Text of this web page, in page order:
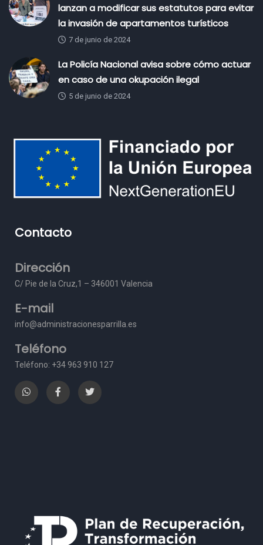
lanzan a modificar sus estatutos para evitar
la invasión de apartamentos turísticos
7 de junio de 2024
La Policía Nacional avisa sobre cómo actuar
en caso de una okupación ilegal
5 de junio de 2024
Contacto
Dirección
C/ Pie de la Cruz,1 – 346001 Valencia
E-mail
info@administracionesparrilla.es
Teléfono
Teléfono: +34 963 910 127